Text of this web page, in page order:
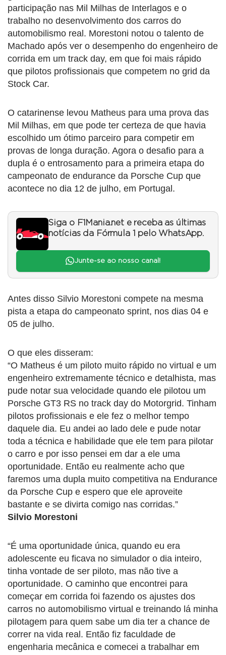
participação nas Mil Milhas de Interlagos e o
trabalho no desenvolvimento dos carros do
automobilismo real. Morestoni notou o talento de
Machado após ver o desempenho do engenheiro de
corrida em um track day, em que foi mais rápido
que pilotos profissionais que competem no grid da
Stock Car.
O catarinense levou Matheus para uma prova das
Mil Milhas, em que pode ter certeza de que havia
escolhido um ótimo parceiro para competir em
provas de longa duração. Agora o desafio para a
dupla é o entrosamento para a primeira etapa do
campeonato de endurance da Porsche Cup que
acontece no dia 12 de julho, em Portugal.
Siga o F1Mania.net e receba as últimas
notícias da Fórmula 1 pelo WhatsApp.
Junte-se ao nosso canal!
Antes disso Silvio Morestoni compete na mesma
pista a etapa do campeonato sprint, nos dias 04 e
05 de julho.
O que eles disseram:
“O Matheus é um piloto muito rápido no virtual e um
engenheiro extremamente técnico e detalhista, mas
pude notar sua velocidade quando ele pilotou um
Porsche GT3 RS no track day do Motorgrid. Tinham
pilotos profissionais e ele fez o melhor tempo
daquele dia. Eu andei ao lado dele e pude notar
toda a técnica e habilidade que ele tem para pilotar
o carro e por isso pensei em dar a ele uma
oportunidade. Então eu realmente acho que
faremos uma dupla muito competitiva na Endurance
da Porsche Cup e espero que ele aproveite
bastante e se divirta comigo nas corridas.”
Silvio Morestoni
“É uma oportunidade única, quando eu era
adolescente eu ficava no simulador o dia inteiro,
tinha vontade de ser piloto, mas não tive a
oportunidade. O caminho que encontrei para
começar em corrida foi fazendo os ajustes dos
carros no automobilismo virtual e treinando lá minha
pilotagem para quem sabe um dia ter a chance de
correr na vida real. Então fiz faculdade de
engenharia mecânica e comecei a trabalhar em